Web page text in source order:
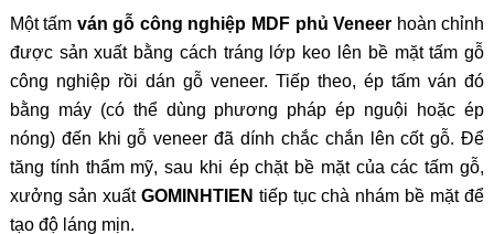
Một tấm ván gỗ công nghiệp MDF phủ Veneer hoàn chỉnh
được sản xuất bằng cách tráng lớp keo lên bề mặt tấm gỗ
công nghiệp rồi dán gỗ veneer. Tiếp theo, ép tấm ván đó
bằng máy (có thể dùng phương pháp ép nguội hoặc ép
nóng) đến khi gỗ veneer đã dính chắc chắn lên cốt gỗ.Để
tăng tính thẩm mỹ, sau khi ép chặt bề mặt của các tấm gỗ,
xưởng sản xuất GOMINHTIEN tiếp tục chà nhám bề mặt để
tạo độ láng mịn.